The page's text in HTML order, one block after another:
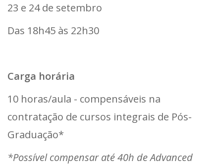
23 e 24 de setembro
Das 18h45 às 22h30
Carga horária
10 horas/aula - compensáveis na
contratação de cursos integrais de Pós-
Graduação*
*Possível compensar até 40h de Advanced